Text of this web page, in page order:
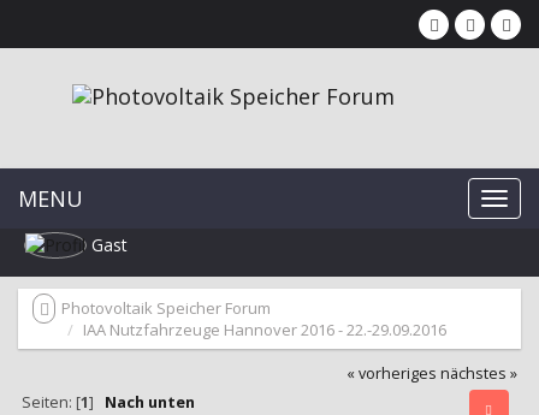
MENU
Gast
Photovoltaik Speicher Forum
IAA Nutzfahrzeuge Hannover 2016 - 22.-29.09.2016
« vorheriges nächstes »
Seiten: [1] Nach unten